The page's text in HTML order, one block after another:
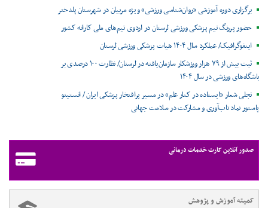
برگزاری دوره آموزشی «روان‌شناسی ورزشی» ویژه مربیان در شهرستان پلدختر
حضور پررنگ تیم پزشکی ورزشی لرستان در اردوی تیم‌های ملی کاراته کشور
اینفوگرافیک/ عملکرد سال ۱۴۰۴ هیات پزشکی ورزشی لرستان
ثبت بیش از ۷۹ هزار ورزشکار سازمان‌یافته در لرستان/ نظارت ۱۰۰ درصدی بر
باشگاه‌های ورزشی در سال ۱۴۰۴
تجلی شعار «ایستاده در کنار علم» در مسیر پرافتخار پزشکی ایران / انستیتو
پاستور نماد تاب‌آوری و مشارکت در سلامت جهانی
صدور آنلاین کارت خدمات درمانی
کمیته آموزش و پژوهش